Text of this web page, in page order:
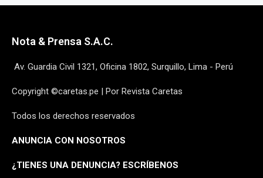
Nota & Prensa S.A.C.
Av. Guardia Civil 1321, Oficina 1802, Surquillo, Lima - Perú
Copyright ©caretas.pe | Por Revista Caretas
Todos los derechos reservados
ANUNCIA CON NOSOTROS
¿TIENES UNA DENUNCIA? ESCRÍBENOS